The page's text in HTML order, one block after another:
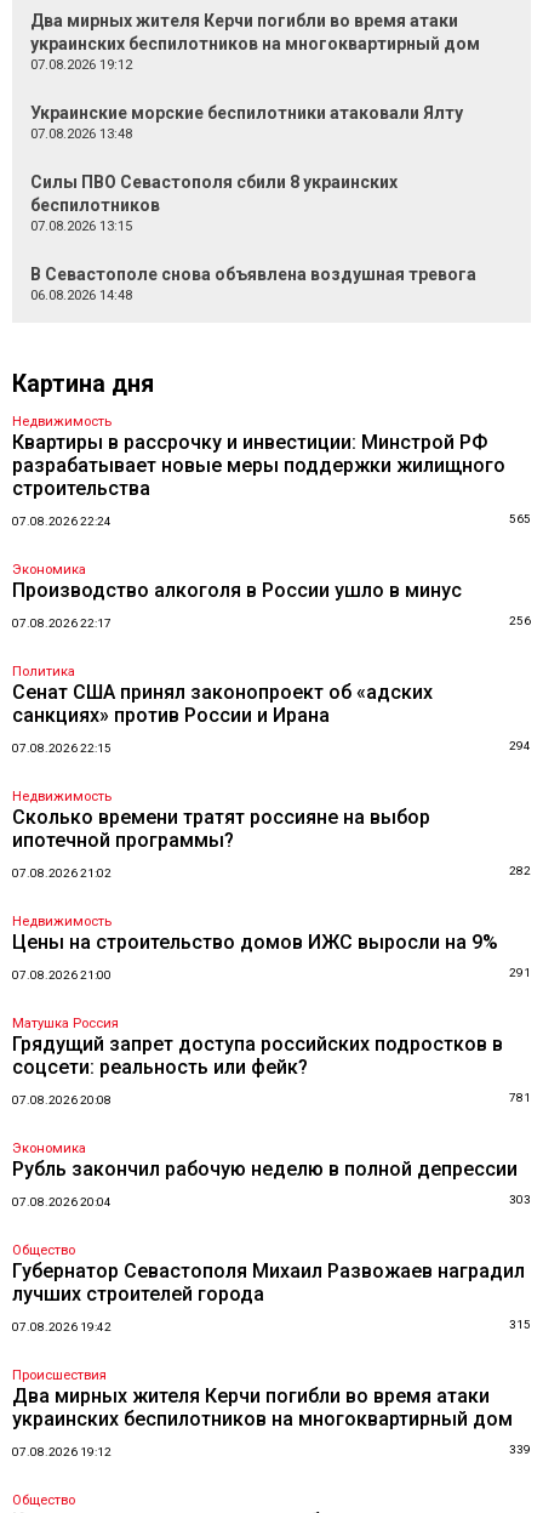
Два мирных жителя Керчи погибли во время атаки
украинских беспилотников на многоквартирный дом
07.08.2026 19:12
Украинские морские беспилотники атаковали Ялту
07.08.2026 13:48
Силы ПВО Севастополя сбили 8 украинских
беспилотников
07.08.2026 13:15
В Севастополе снова объявлена воздушная тревога
06.08.2026 14:48
Картина дня
Недвижимость
Квартиры в рассрочку и инвестиции: Минстрой РФ
разрабатывает новые меры поддержки жилищного
строительства
07.08.2026 22:24 565
Экономика
Производство алкоголя в России ушло в минус
07.08.2026 22:17 256
Политика
Сенат США принял законопроект об «адских
санкциях» против России и Ирана
07.08.2026 22:15 294
Недвижимость
Сколько времени тратят россияне на выбор
ипотечной программы?
07.08.2026 21:02 282
Недвижимость
Цены на строительство домов ИЖС выросли на 9%
07.08.2026 21:00 291
Матушка Россия
Грядущий запрет доступа российских подростков в
соцсети: реальность или фейк?
07.08.2026 20:08 781
Экономика
Рубль закончил рабочую неделю в полной депрессии
07.08.2026 20:04 303
Общество
Губернатор Севастополя Михаил Развожаев наградил
лучших строителей города
07.08.2026 19:42 315
Происшествия
Два мирных жителя Керчи погибли во время атаки
украинских беспилотников на многоквартирный дом
07.08.2026 19:12 339
Общество